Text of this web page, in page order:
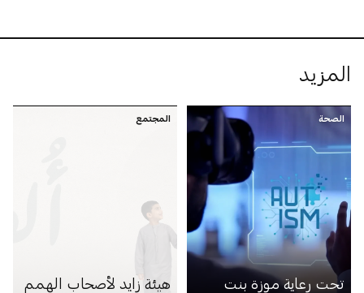
المزيد
الصحة
تحت رعاية موزة بنت
المجتمع
هيئة زايد لأصحاب الهمم